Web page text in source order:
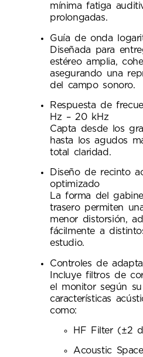
mínima fatiga
prolongadas.
Guía de onda
Diseñada para
estéreo amplia,
asegurando una
del campo sonoro.
Respuesta de
Hz – 20 kHz
Capta desde los
hasta los agudos
total claridad.
Diseño de recinto
optimizado
La forma del
trasero permiten
menor distorsión,
fácilmente a
estudio.
Controles de
Incluye filtros de
el monitor según
características
como:
HF Filter (±2
Acoustic